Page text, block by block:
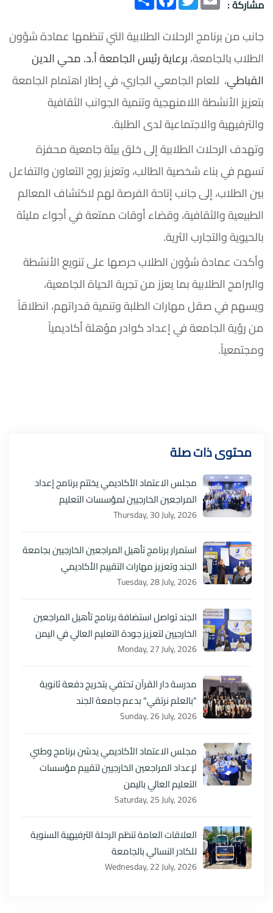
مشاركة :
جانب من برنامج الرحلات الطلابية التي تنظمها عمادة شؤون
الطلاب بالجامعة،برعاية رئيس الجامعة أ.د. محي الدين
القباطي، للعام الجامعي الجاري، في إطار اهتمام الجامعة
بتعزيز الأنشطة اللامنهجية وتنمية الجوانب الثقافية
والترفيهية والاجتماعية لدى الطلبة.
وتهدف الرحلات الطلابية إلى خلق بيئة جامعية محفزة
تسهم في بناء شخصية الطالب، وتعزيز روح التعاون والتفاعل
بين الطلاب، إلى جانب إتاحة الفرصة لهم لاكتشاف المعالم
الطبيعية والثقافية، وقضاء أوقات ممتعة في أجواء مليئة
بالحيوية والتجارب الثرية.
وأكدت عمادة شؤون الطلاب حرصها على تنويع الأنشطة
والبرامج الطلابية بما يعزز من تجربة الحياة الجامعية،
ويسهم في صقل مهارات الطلبة وتنمية قدراتهم، انطلاقاً
من رؤية الجامعة في إعداد كوادر مؤهلة أكاديمياً
ومجتمعياً.
محتوى ذات صلة
مجلس الاعتماد الأكاديمي يختتم برنامج إعداد
المراجعين الخارجيين لمؤسسات التعليم
Thursday, 30 July, 2026
استمرار برنامج تأهيل المراجعين الخارجيين بجامعة
الجند وتعزيز مهارات التقييم الأكاديمي
Tuesday, 28 July, 2026
الجند تواصل استضافة برنامج تأهيل المراجعين
الخارجيين لتعزيز جودة التعليم العالي في اليمن
Monday, 27 July, 2026
مدرسة دار القرآن تحتفي بتخريج دفعة ثانوية
"بالعلم نرتقي" بدعم جامعة الجند
Sunday, 26 July, 2026
مجلس الاعتماد الأكاديمي يدشن برنامج وطني
لإعداد المراجعين الخارجيين لتقييم مؤسسات
التعليم العالي باليمن
Saturday, 25 July, 2026
العلاقات العامة تنظم الرحلة الترفيهية السنوية
للكادر النسائي بالجامعة
Wednesday, 22 July, 2026